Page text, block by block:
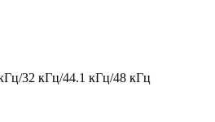
32 кГц/44.1 кГц/48 кГц